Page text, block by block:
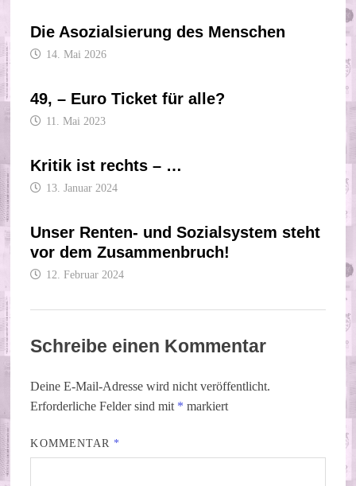
Die Asozialsierung des Menschen
14. Mai 2026
49, – Euro Ticket für alle?
11. Mai 2023
Kritik ist rechts – …
13. Januar 2024
Unser Renten- und Sozialsystem steht
vor dem Zusammenbruch!
12. Februar 2024
Schreibe einen Kommentar
Deine E-Mail-Adresse wird nicht veröffentlicht.
Erforderliche Felder sind mit * markiert
KOMMENTAR *